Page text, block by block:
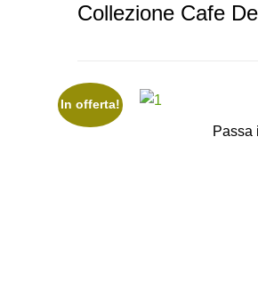
Collezione Cafe
In offerta!
Passa